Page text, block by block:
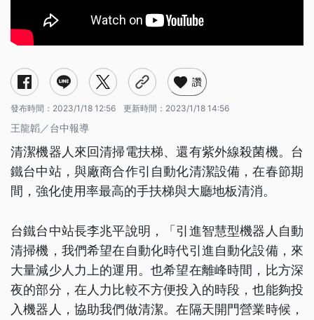
讚
發布時間： 2023/1/18 12:56 更新時間： 2023/1/18 14:56
王龍韜／台中報導
清潔機器人來回清掃電扶梯、還有紫外線殺菌機。台
鐵台中站，與廠商合作引自動化清潔設備，在春節期
間，強化使用率最高的手扶梯與大廳地板清消。
台鐵台中站長李兆平說明，「引進智慧型機器人自動
清掃機，我們希望在自動化時代引進自動化設備，來
大量減少人力上的運用。也希望在離峰時間，比方深
夜的部分，在人力比較不方便投入的時段，也能夠投
入機器人，協助我們做清潔。在隔天開門營業時候，